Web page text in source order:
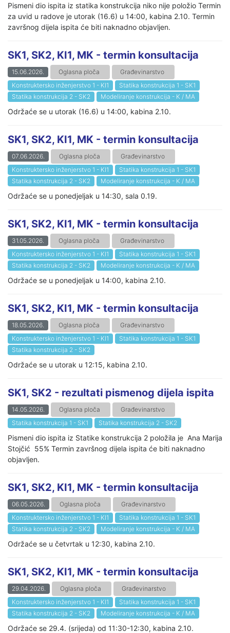
Pismeni dio ispita iz statika konstrukcija niko nije položio Termin
za uvid u radove je utorak (16.6) u 14:00, kabina 2.10. Termin
završnog dijela ispita će biti naknadno objavljen.
SK1, SK2, KI1, MK - termin konsultacija
15.06.2026. Oglasna ploča
Građevinarstvo
Konstruktersko inženjerstvo 1 - KI1
Statika konstrukcija 1 - SK1
Statika konstrukcija 2 - SK2
Modeliranje konstrukcija - K / MA
Održaće se u utorak (16.6) u 14:00, kabina 2.10.
SK1, SK2, KI1, MK - termin konsultacija
07.06.2026. Oglasna ploča
Građevinarstvo
Konstruktersko inženjerstvo 1 - KI1
Statika konstrukcija 1 - SK1
Statika konstrukcija 2 - SK2
Modeliranje konstrukcija - K / MA
Održaće se u ponedjeljak u 14:30, sala 0.19.
SK1, SK2, KI1, MK - termin konsultacija
31.05.2026. Oglasna ploča
Građevinarstvo
Konstruktersko inženjerstvo 1 - KI1
Statika konstrukcija 1 - SK1
Statika konstrukcija 2 - SK2
Modeliranje konstrukcija - K / MA
Održaće se u ponedjeljak u 14:00, kabina 2.10.
SK1, SK2, KI1, MK - termin konsultacija
18.05.2026. Oglasna ploča
Građevinarstvo
Konstruktersko inženjerstvo 1 - KI1
Statika konstrukcija 1 - SK1
Statika konstrukcija 2 - SK2
Održaće se u utorak u 12:15, kabina 2.10.
SK1, SK2 - rezultati pismenog dijela ispita
14.05.2026. Oglasna ploča
Građevinarstvo
Statika konstrukcija 1 - SK1
Statika konstrukcija 2 - SK2
Pismeni dio ispita iz Statike konstrukcija 2 položila je Ana Marija
Stojčić 55% Termin završnog dijela ispita će biti naknadno
objavljen.
SK1, SK2, KI1, MK - termin konsultacija
06.05.2026. Oglasna ploča
Građevinarstvo
Konstruktersko inženjerstvo 1 - KI1
Statika konstrukcija 1 - SK1
Statika konstrukcija 2 - SK2
Modeliranje konstrukcija - K / MA
Održaće se u četvrtak u 12:30, kabina 2.10.
SK1, SK2, KI1, MK - termin konsultacija
29.04.2026. Oglasna ploča
Građevinarstvo
Konstruktersko inženjerstvo 1 - KI1
Statika konstrukcija 1 - SK1
Statika konstrukcija 2 - SK2
Modeliranje konstrukcija - K / MA
Održaće se 29.4. (srijeda) od 11:30-12:30, kabina 2.10.